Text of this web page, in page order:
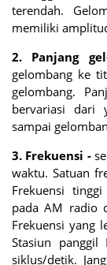
terendah.
memiliki
2. Panjang
gelombang ke
gelombang.
bervariasi dari
sampai
3. Frekuensi -
waktu. Satuan
Frekuensi
pada AM radio
Frekuensi yang
Stasiun
siklus/detik.